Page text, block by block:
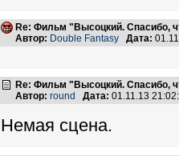
Re: Фильм "Высоцкий. Спасибо,
Автор: Double Fantasy Дата:
Re: Фильм "Высоцкий. Спасибо,
Автор: round Дата: 01.11.13
Немая сцена.